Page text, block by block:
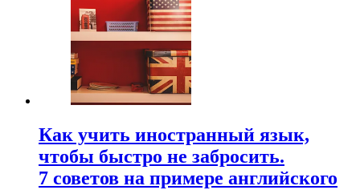
Как учить иностранный язык,
чтобы быстро не забросить.
7 советов на примере английского